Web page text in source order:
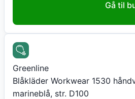
Gå til
Greenline
Blåkläder Workwear 1530
marineblå, str. D100